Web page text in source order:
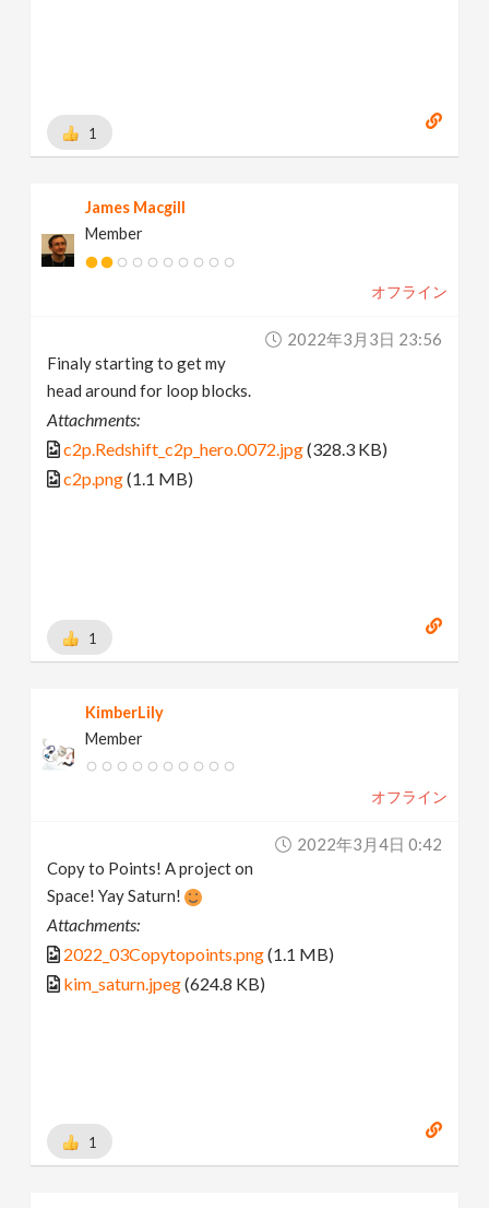
1
James Macgill
Member
オフライン
2022年3月3日 23:56
Finaly starting to get my
head around for loop blocks.
Attachments:
c2p.Redshift_c2p_hero.0072.jpg(328.3 KB)
c2p.png(1.1 MB)
1
KimberLily
Member
オフライン
2022年3月4日 0:42
Copy to Points! A project on
Space! Yay Saturn!
Attachments:
2022_03Copytopoints.png(1.1 MB)
kim_saturn.jpeg(624.8 KB)
1